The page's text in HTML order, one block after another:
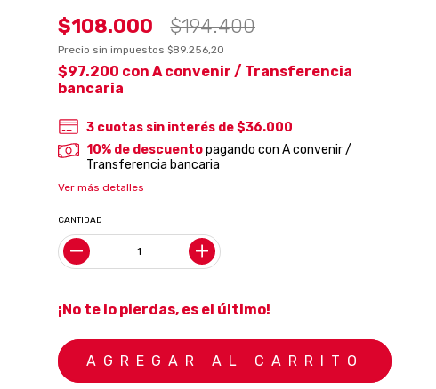
$108.000 $194.400
Precio sin impuestos$89.256,20
$97.200 con A convenir / Transferencia
bancaria
3 cuotas sin interés de$36.000
10% de descuentopagando con A convenir /
Transferencia bancaria
Ver más detalles
CANTIDAD
¡No te lo pierdas, es el último!